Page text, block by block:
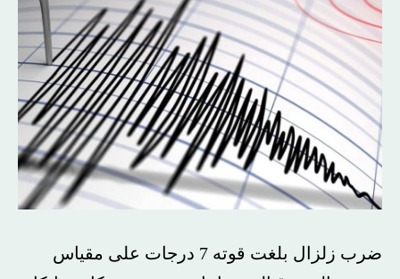
ضرب زلزال بلغت قوته 7 درجات على مقياس